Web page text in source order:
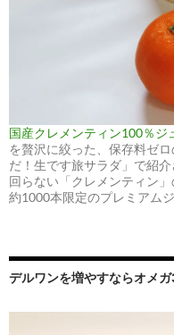
国産クレメンティン100％ジ
を贅沢に絞った、保存料ゼ
だ！生です旅サラダ」で紹
回らない「クレメンティン
約1000本限定のプレミアム
デルワンを増やすならオメガ